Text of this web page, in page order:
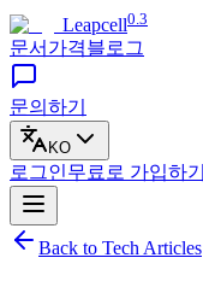
Leapcell0.3
문서 가격블로그
문의하기
KO
로그인무료로 가입하기
Back to Tech Articles